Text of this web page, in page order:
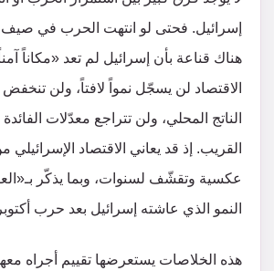
هناك قناعة بأن إسرائيل لم تعد «مكاناً
الاقتصاد لن يسجّل نمواً لافتاً، ولن
الناتج المحلي، ولن تتراجع معدّلات
القريب. إذ قد يعاني الاقتصاد
عكسية وتقشّف لسنوات، وبما يذكّر
النمو الذي عاشته إسرائيل بعد حرب أكتوبر في
هذه الخلاصات يستعرضها تقييم أجراه